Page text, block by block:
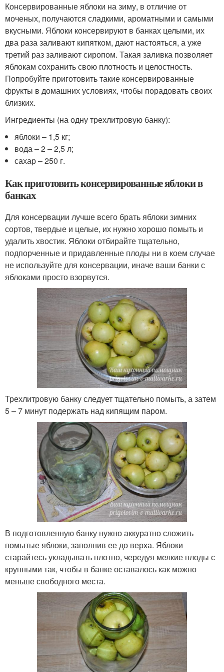
Консервированные яблоки на зиму, в отличие от
моченых, получаются сладкими, ароматными и самыми
вкусными. Яблоки консервируют в банках целыми, их
два раза заливают кипятком, дают настояться, а уже
третий раз заливают сиропом. Такая заливка позволяет
яблокам сохранить свою плотность и целостность.
Попробуйте приготовить такие консервированные
фрукты в домашних условиях, чтобы порадовать своих
близких.
Ингредиенты (на одну трехлитровую банку):
яблоки – 1,5 кг;
вода – 2 – 2,5 л;
сахар – 250 г.
Как приготовить консервированные яблоки в
банках
Для консервации лучше всего брать яблоки зимних
сортов, твердые и целые, их нужно хорошо помыть и
удалить хвостик. Яблоки отбирайте тщательно,
подпорченные и придавленные плоды ни в коем случае
не используйте для консервации, иначе ваши банки с
яблоками просто взорвутся.
Трехлитровую банку следует тщательно помыть, а затем
5 – 7 минут подержать над кипящим паром.
В подготовленную банку нужно аккуратно сложить
помытые яблоки, заполнив ее до верха. Яблоки
старайтесь укладывать плотно, чередуя мелкие плоды с
крупными так, чтобы в банке оставалось как можно
меньше свободного места.